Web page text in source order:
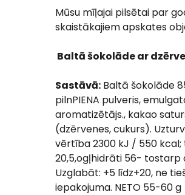
Mūsu mīļajai pilsētai par
skaistākajiem apskates
Baltā šokolāde ar
Sastāvā: Baltā šokolāde
pilnPIENA pulveris,
aromatizētājs., kakao
(dzērvenes, cukurs).
vērtība 2300 kJ / 550
20,5,ogļhidrāti 56- tostarp
Uzglabāt: +5 līdz+20, ne
iepakojuma. NETO 55-60 g